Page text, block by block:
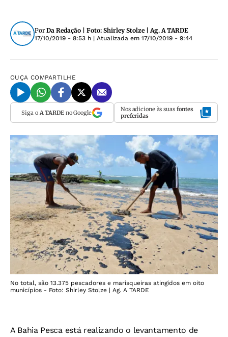
Por Da Redação | Foto: Shirley Stolze | Ag. A TARDE
17/10/2019 - 8:53 h | Atualizada em 17/10/2019 - 9:44
OUÇA COMPARTILHE
Siga o A TARDEno Google Nos adicione às suas fontes
preferidas
No total, são 13.375 pescadores e marisqueiras atingidos em oito
municípios - Foto: Shirley Stolze | Ag. A TARDE
A Bahia Pesca está realizando o levantamento de